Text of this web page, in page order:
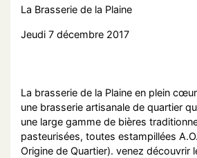
La Brasserie de la Plaine
Jeudi 7 décembre 2017
La brasserie de la Plaine en plein
une brasserie artisanale de quartier
une large gamme de bières
pasteurisées, toutes estampillées
Origine de Quartier). venez découvrir